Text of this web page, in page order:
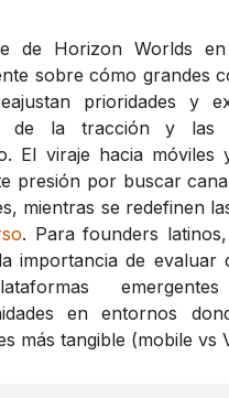
de Horizon Worlds
sobre cómo grandes
prioridades y
de la tracción y las
El viraje hacia móviles
presión por buscar
mientras se redefinen
. Para founders
importancia de evaluar
en entornos
más tangible (mobile vs